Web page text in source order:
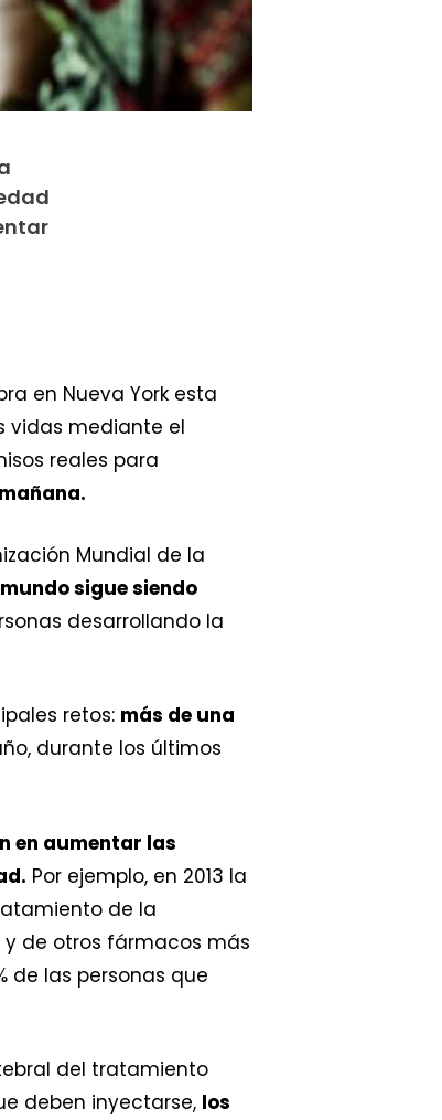
en Nueva York esta
vidas mediante el
reales para
Mundial de la
sigue siendo
desarrollando la
retos: más de una
durante los últimos
en aumentar las
Por ejemplo, en 2013 la
de la
de otros fármacos más
de las personas que
del tratamiento
deben inyectarse, los